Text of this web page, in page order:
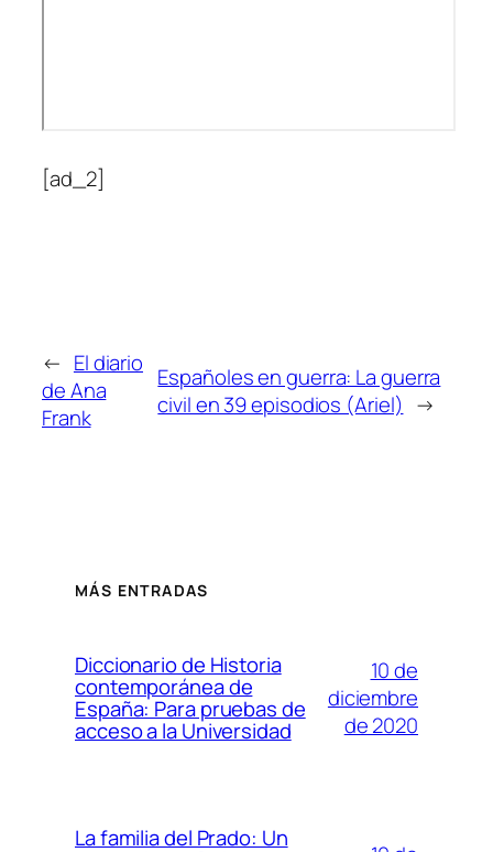
[ad_2]
← El diario
de Ana
Frank
Españoles en guerra: La guerra
civil en 39 episodios (Ariel) →
MÁS ENTRADAS
Diccionario de Historia
contemporánea de
España: Para pruebas de
acceso a la Universidad
10 de
diciembre
de 2020
La familia del Prado: Un